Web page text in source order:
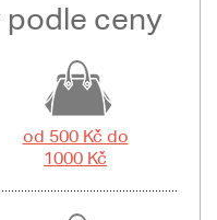
podle ceny
od 500 Kč do
1000 Kč